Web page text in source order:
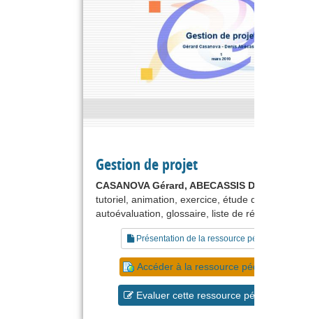
Gestion de projet
CASANOVA Gérard, ABECASSIS Denis
tutoriel, animation, exercice, étude de cas,
autoévaluation, glossaire, liste de références
Présentation de la ressource pédagogique
Accéder à la ressource pédagogique
Evaluer cette ressource pédagogique